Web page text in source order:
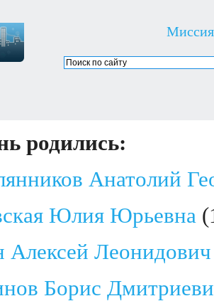
Миссия
родились:
Анатолий
Юлия Юрьевна
Алексей Леонидович
Борис